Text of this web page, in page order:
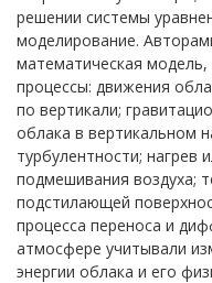
решении системы
моделирование.
математическая
процессы: движения
по вертикали;
облака в вертикальном
турбулентности; нагрев
подмешивания воздуха;
подстилающей
процесса переноса и
атмосфере учитывали
энергии облака и его